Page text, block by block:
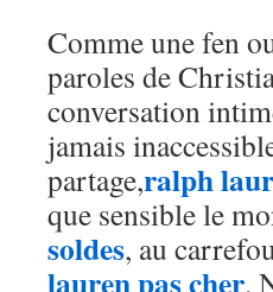
Comme une fen
paroles de
conversation
jamais
partage,ralph
que sensible le
soldes, au
lauren pas cher.